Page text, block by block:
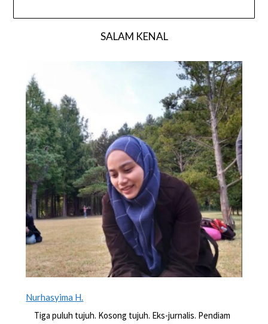
SALAM KENAL
Nurhasyima H.
Tiga puluh tujuh. Kosong tujuh. Eks-jurnalis. Pendiam